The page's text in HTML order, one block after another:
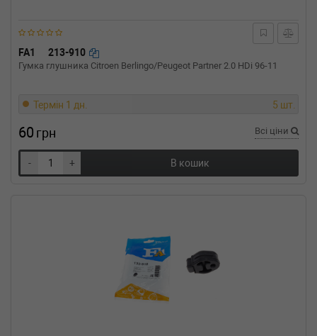
(1986-06-01-1993-12-01) (Тип: Бензиновый
FA1 213-910
Гумка глушника Citroen Berlingo/Peugeot Partner 2.0 HDi 96-11
Термін 1 дн. 5 шт.
60 грн Всі ціни
- + В кошик